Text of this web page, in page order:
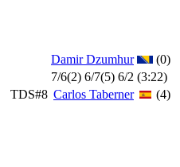
Damir Dzumhur
(0)
7/6(2) 6/7(5) 6/2 (3:22)
TDS#8 Carlos Taberner (4)